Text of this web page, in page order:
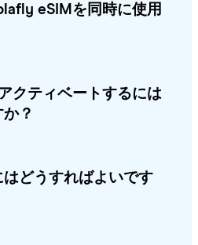
eSIMを同時に使用
クティベートするには
？
どうすればよいです